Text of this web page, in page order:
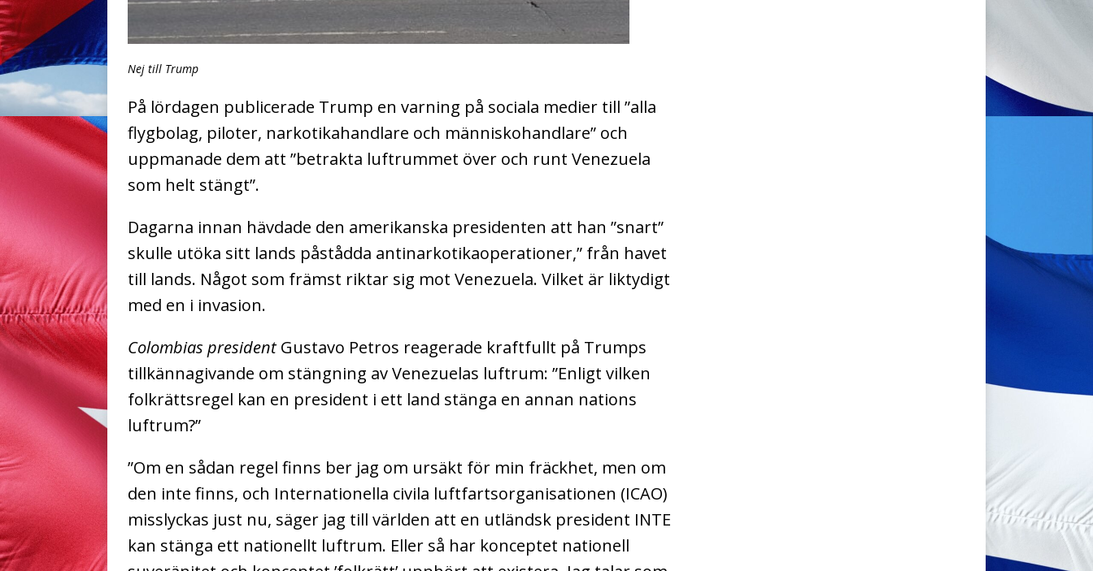
Nej till Trump
På lördagen publicerade Trump en varning på sociala medier till ”alla
flygbolag, piloter, narkotikahandlare och människohandlare” och
uppmanade dem att ”betrakta luftrummet över och runt Venezuela
som helt stängt”.
Dagarna innan hävdade den amerikanska presidenten att han ”snart”
skulle utöka sitt lands påstådda antinarkotikaoperationer,” från havet
till lands. Något som främst riktar sig mot Venezuela. Vilket är liktydigt
med en i invasion.
Colombias presidentGustavo Petros reagerade kraftfullt på Trumps
tillkännagivande om stängning av Venezuelas luftrum: ”Enligt vilken
folkrättsregel kan en president i ett land stänga en annan nations
luftrum?”
”Om en sådan regel finns ber jag om ursäkt för min fräckhet, men om
den inte finns, och Internationella civila luftfartsorganisationen (ICAO)
misslyckas just nu, säger jag till världen att en utländsk president INTE
kan stänga ett nationellt luftrum. Eller så har konceptet nationell